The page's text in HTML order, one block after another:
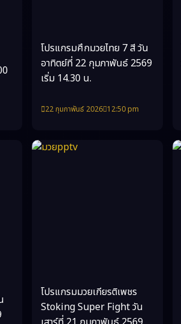
โปรแกรมศึกมวยไทย 7 สี วัน
อาทิตย์ที่ 22 กุมภาพันธ์ 2569
เริ่ม 14.30 น.
22 กุมภาพันธ์ 2026 12:50 pm
โปรแกรมมวยเกียรติเพชร
Stoking Super Fight วัน